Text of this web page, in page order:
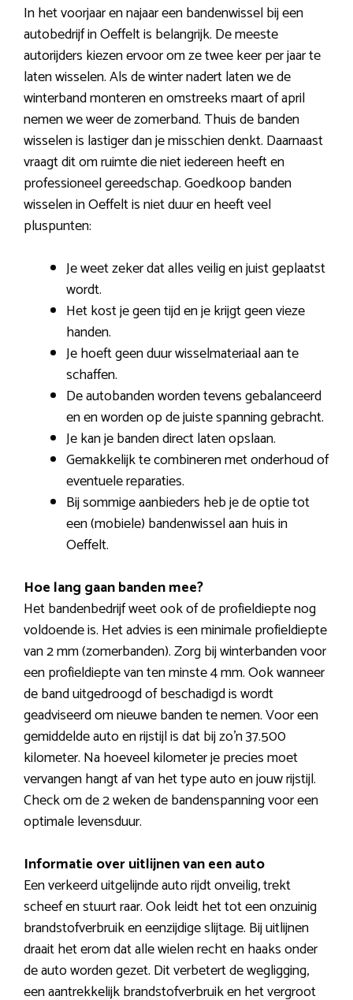
In het voorjaar en najaar een bandenwissel bij een
autobedrijf in Oeffelt is belangrijk. De meeste
autorijders kiezen ervoor om ze twee keer per jaar te
laten wisselen. Als de winter nadert laten we de
winterband monteren en omstreeks maart of april
nemen we weer de zomerband. Thuis de banden
wisselen is lastiger dan je misschien denkt. Daarnaast
vraagt dit om ruimte die niet iedereen heeft en
professioneel gereedschap. Goedkoop banden
wisselen in Oeffelt is niet duur en heeft veel
pluspunten:
Je weet zeker dat alles veilig en juist geplaatst
wordt.
Het kost je geen tijd en je krijgt geen vieze
handen.
Je hoeft geen duur wisselmateriaal aan te
schaffen.
De autobanden worden tevens gebalanceerd
en en worden op de juiste spanning gebracht.
Je kan je banden direct laten opslaan.
Gemakkelijk te combineren met onderhoud of
eventuele reparaties.
Bij sommige aanbieders heb je de optie tot
een (mobiele) bandenwissel aan huis in
Oeffelt.
Hoe lang gaan banden mee?
Het bandenbedrijf weet ook of de profieldiepte nog
voldoende is. Het advies is een minimale profieldiepte
van 2 mm (zomerbanden). Zorg bij winterbanden voor
een profieldiepte van ten minste 4 mm. Ook wanneer
de band uitgedroogd of beschadigd is wordt
geadviseerd om nieuwe banden te nemen. Voor een
gemiddelde auto en rijstijl is dat bij zo’n 37.500
kilometer. Na hoeveel kilometer je precies moet
vervangen hangt af van het type auto en jouw rijstijl.
Check om de 2 weken de bandenspanning voor een
optimale levensduur.
Informatie over uitlijnen van een auto
Een verkeerd uitgelijnde auto rijdt onveilig, trekt
scheef en stuurt raar. Ook leidt het tot een onzuinig
brandstofverbruik en eenzijdige slijtage. Bij uitlijnen
draait het erom dat alle wielen recht en haaks onder
de auto worden gezet. Dit verbetert de wegligging,
een aantrekkelijk brandstofverbruik en het vergroot